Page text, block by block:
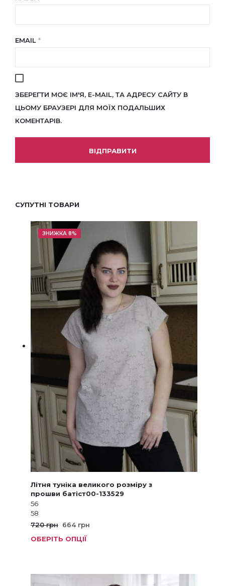
EMAIL *
ЗБЕРЕГТИ МОЄ ІМ'Я, E-MAIL, ТА АДРЕСУ САЙТУ В
ЦЬОМУ БРАУЗЕРІ ДЛЯ МОЇХ ПОДАЛЬШИХ
КОМЕНТАРІВ.
СУПУТНІ ТОВАРИ
ЗНИЖКА 8%
Літня туніка великого розміру з
прошви батіст00-133529
56
58
720грн Оригінальна
720 грн.
664 грнПоточна
ОБЕРІТЬ ОПЦІЇ